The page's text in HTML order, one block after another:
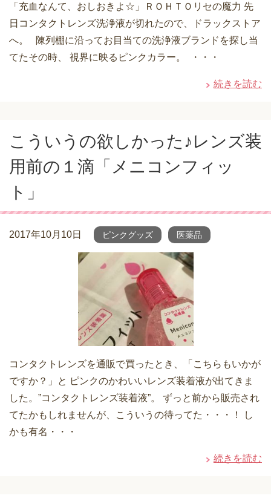
「充血なんて、おしおきよ☆」ＲＯＨＴＯリセの魔力 先
日コンタクトレンズ洗浄液が切れたので、ドラックストア
へ。 陳列棚に沿ってお目当ての洗浄液ブランドを探し当
てたその時、 視界に映るピンクカラー。 ・・・
続きを読む
こういうの欲しかった♪レンズ装
用前の１滴「メニコンフィッ
ト」
2017年10月10日 ピンクグッズ 医薬品
コンタクトレンズを通販で買ったとき、「こちらもいかが
ですか？」と ピンクのかわいいレンズ装着液が出てきま
した。”コンタクトレンズ装着液”。 ずっと前から販売され
てたかもしれませんが、こういうの待ってた・・・！ し
かも有名・・・
続きを読む